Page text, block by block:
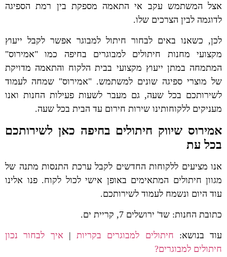
אצל המשתמש עקב אי התאמה מספקת בין רמת הספיגה
לדוגמה לבין הצרכים שלו.
לכן, כשאנו באים לבחור חיתול למבוגר אפשר לקבל ייעוץ
מקצועי מחנות חיתולים למבוגרים בחיפה כמו "אמירוס"
המתמחה במתן ייעוץ מקצועי בבית הלקוח והתאמה מדויקת
של מוצרי ספיגה שונים למשתמש. "אמירוס" שמחה לעמוד
לשירותכם בכל שעה, גם מעבר לשעות פעילות החנות ואנו
מעניקים ללקוחותינו שירות חירום עד הבית בכל שעה.
אמירוס שיווק חיתולים בחיפה כאן לשירותכם
בכל עת
אנו מציעים ללקוחות החדשים לקבל ערכת התנסות מתנה של
מגוון חיתולים המתאימים באופן אישי לכול לקוח. פנו אלינו
עוד היום ונשמח לעמוד לשירותכם.
כתובת החנות: שד' ירושלים 7, קריית ים.
עוד בנושא: חיתולים למבוגרים בקריות | איך לבחור נכון
חיתולים למבוגרים?